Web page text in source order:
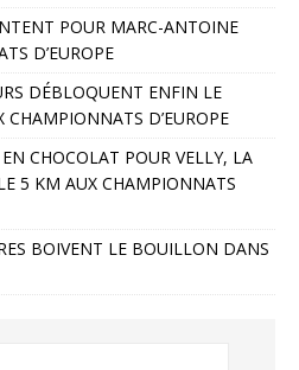
POUR MARC-ANTOINE
D’EUROPE
DÉBLOQUENT ENFIN LE
D’EUROPE
CHOCOLAT POUR VELLY, LA
5 KM AUX CHAMPIONNATS
BOIVENT LE BOUILLON DANS